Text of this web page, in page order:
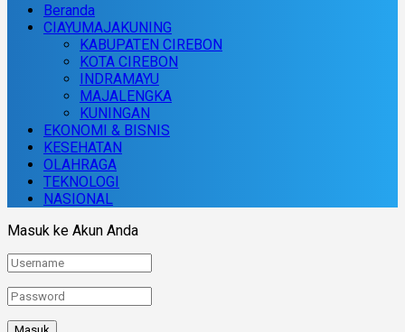
Beranda
CIAYUMAJAKUNING
KABUPATEN CIREBON
KOTA CIREBON
INDRAMAYU
MAJALENGKA
KUNINGAN
EKONOMI & BISNIS
KESEHATAN
OLAHRAGA
TEKNOLOGI
NASIONAL
Masuk ke Akun Anda